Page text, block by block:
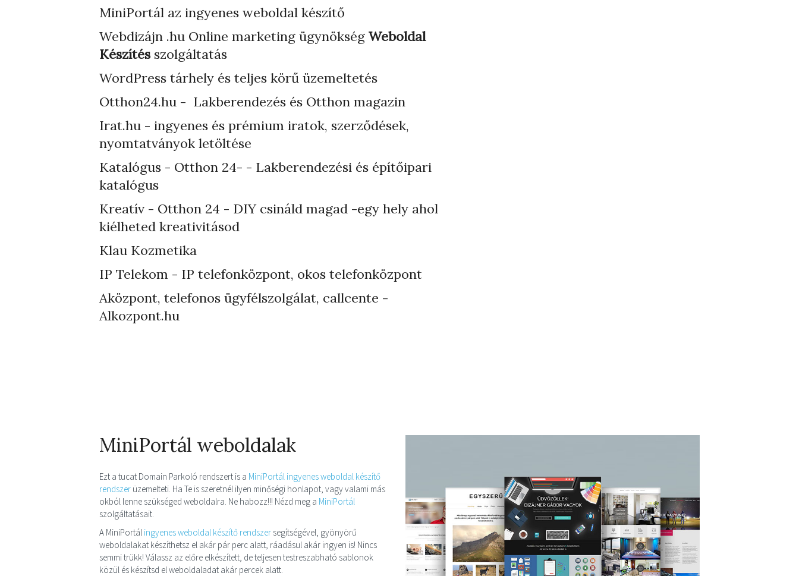
MiniPortál az ingyenes weboldal készítő
Webdizájn .hu Online marketing ügynökség Weboldal
Készítésszolgáltatás
WordPress tárhely és teljes körű üzemeltetés
Otthon24.hu - Lakberendezés és Otthon magazin
Irat.hu - ingyenes és prémium iratok, szerződések,
nyomtatványok letöltése
Katalógus - Otthon 24- - Lakberendezési és építőipari
katalógus
Kreatív - Otthon 24 - DIY csináld magad -egy hely ahol
kiélheted kreativitásod
Klau Kozmetika
IP Telekom - IP telefonközpont, okos telefonközpont
Aközpont, telefonos ügyfélszolgálat, callcente -
Alkozpont.hu
MiniPortál weboldalak
Ezt a tucat Domain Parkoló rendszert is a MiniPortál ingyenes weboldal készítő
rendszer üzemelteti. Ha Te is szeretnél ilyen minőségi honlapot, vagy valami más
okból lenne szükséged weboldalra. Ne habozz!!! Nézd meg a MiniPortál
szolgáltatásait.
A MiniPortál ingyenes weboldal készítő rendszer segítségével, gyönyörű
weboldalakat készíthetsz el akár pár perc alatt, ráadásul akár ingyen is! Nincs
semmi trükk! Válassz az előre elkészített, de teljesen testreszabható sablonok
közül és készítsd el weboldaladat akár percek alatt.